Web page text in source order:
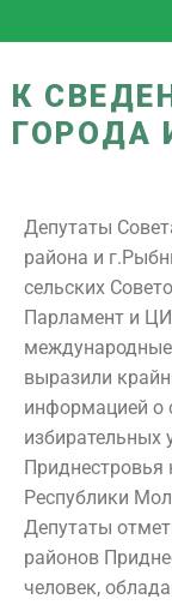
К
ГОРОДА
Депутаты
района и
сельских
Парламент и
выразили
информацией о
избирательных
Приднестровья
Республики
Депутаты
районов
человек,